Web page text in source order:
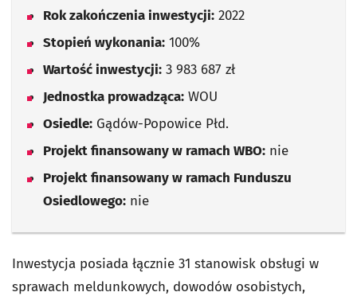
Rok zakończenia inwestycji: 2022
Stopień wykonania: 100%
Wartość inwestycji: 3 983 687 zł
Jednostka prowadząca: WOU
Osiedle: Gądów-Popowice Płd.
Projekt finansowany w ramach WBO: nie
Projekt finansowany w ramach Funduszu
Osiedlowego: nie
Inwestycja posiada łącznie 31 stanowisk obsługi w
sprawach meldunkowych, dowodów osobistych,